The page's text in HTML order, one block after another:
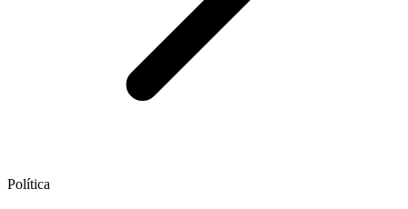
Política